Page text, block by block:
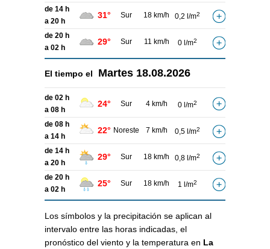
de 14 h
a 20 h
31° Sur 18 km/h 0,2 l/m2
de 20 h
a 02 h
29° Sur 11 km/h 0 l/m2
El tiempo el Martes 18.08.2026
de 02 h
a 08 h
24° Sur 4 km/h 0 l/m2
de 08 h
a 14 h
22° Noreste 7 km/h 0,5 l/m2
de 14 h
a 20 h
29° Sur 18 km/h 0,8 l/m2
de 20 h
a 02 h
25° Sur 18 km/h 1 l/m2
Los símbolos y la precipitación se aplican al
intervalo entre las horas indicadas, el
pronóstico del viento y la temperatura en La